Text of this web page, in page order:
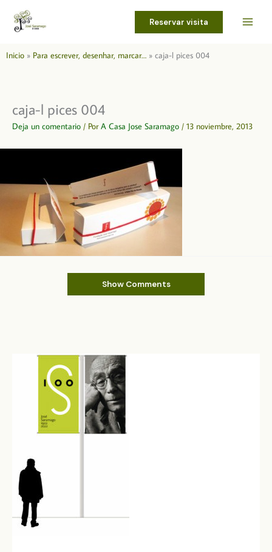
contenido
Reservar visita
Inicio Para escrever, desenhar, marcar… caja-l pices 004
caja-l pices 004
Deja un comentario / PorA Casa Jose Saramago / 13 noviembre, 2013
Show Comments